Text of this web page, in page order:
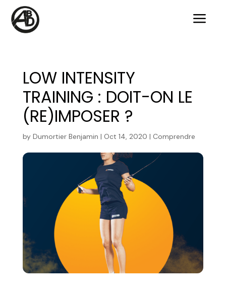
a
LOW INTENSITY
TRAINING : DOIT-ON LE
(RE)IMPOSER ?
by Dumortier Benjamin | Oct 14, 2020 | Comprendre